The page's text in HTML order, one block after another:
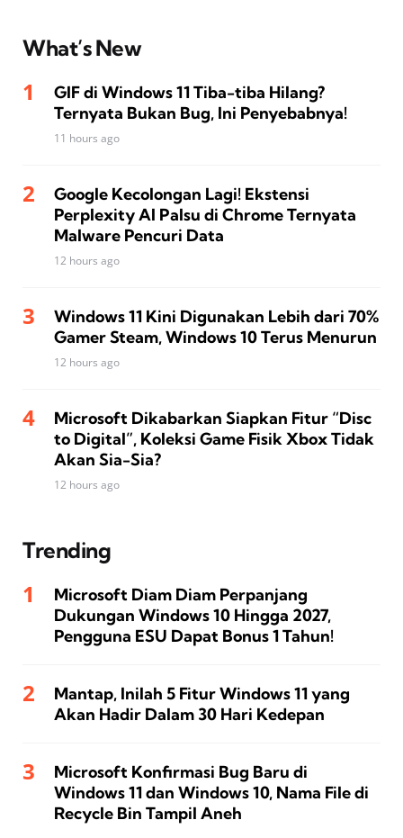
What’s New
GIF di Windows 11 Tiba-tiba Hilang?
Ternyata Bukan Bug, Ini Penyebabnya!
11 hours ago
Google Kecolongan Lagi! Ekstensi
Perplexity AI Palsu di Chrome Ternyata
Malware Pencuri Data
12 hours ago
Windows 11 Kini Digunakan Lebih dari 70%
Gamer Steam, Windows 10 Terus Menurun
12 hours ago
Microsoft Dikabarkan Siapkan Fitur “Disc
to Digital”, Koleksi Game Fisik Xbox Tidak
Akan Sia-Sia?
12 hours ago
Trending
Microsoft Diam Diam Perpanjang
Dukungan Windows 10 Hingga 2027,
Pengguna ESU Dapat Bonus 1 Tahun!
Mantap, Inilah 5 Fitur Windows 11 yang
Akan Hadir Dalam 30 Hari Kedepan
Microsoft Konfirmasi Bug Baru di
Windows 11 dan Windows 10, Nama File di
Recycle Bin Tampil Aneh